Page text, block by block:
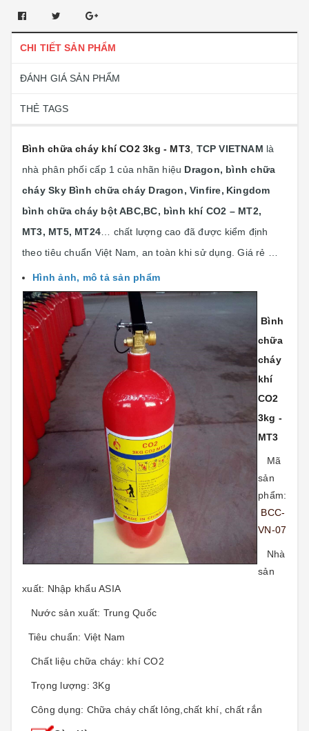
CHI TIẾT SẢN PHẨM
ĐÁNH GIÁ SẢN PHẨM
THẺ TAGS
Bình chữa cháy khí CO2 3kg - MT3 TCP VIETNAM là
nhà phân phối cấp 1 của nhãn hiệu Dragon, bình chữa
cháy Sky Bình chữa cháy Dragon, Vinfire, Kingdom
bình chữa cháy bột ABC,BC, bình khí CO2 – MT2,
MT3, MT5, MT24 … chất lượng cao đã được kiểm định
theo tiêu chuẩn Việt Nam, an toàn khi sử dụng. Giá rẻ …
Hình ảnh, mô tả sản phẩm
Bình
chữa
cháy
khí
CO2
3kg -
MT3
Mã
sản
phẩm:
BCC-
VN-07
Nhà
sản
xuất: Nhập khẩu ASIA
Nước sản xuất: Trung Quốc
Tiêu chuẩn: Việt Nam
Chất liệu chữa cháy: khí CO2
Trọng lượng: 3Kg
Công dụng: Chữa cháy chất lỏng,chất khí, chất rắn